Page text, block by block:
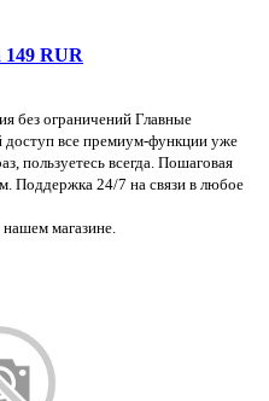
149 RUR
без ограничений Главные
все премиум-функции уже
пользуетесь всегда. Пошаговая
Поддержка 24/7 на связи в любое
магазине.